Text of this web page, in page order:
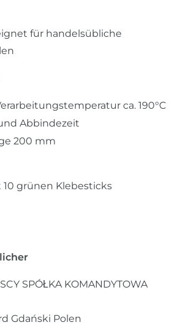
für handelsübliche
ca. 190°C
Abbindezeit
200 mm
10 grünen Klebesticks
SPÓŁKA KOMANDYTOWA
Gdański Polen